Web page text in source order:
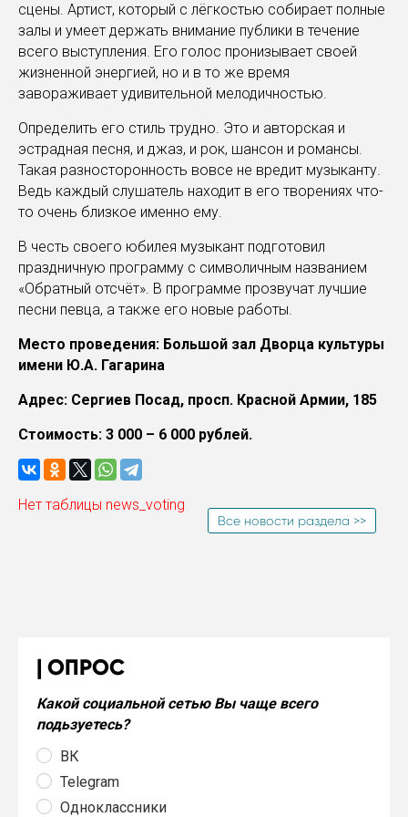
сцены. Артист, который с лёгкостью собирает полные
залы и умеет держать внимание публики в течение
всего выступления. Его голос пронизывает своей
жизненной энергией, но и в то же время
завораживает удивительной мелодичностью.
Определить его стиль трудно. Это и авторская и
эстрадная песня, и джаз, и рок, шансон и романсы.
Такая разносторонность вовсе не вредит музыканту.
Ведь каждый слушатель находит в его творениях что-
то очень близкое именно ему.
В честь своего юбилея музыкант подготовил
праздничную программу с символичным названием
«Обратный отсчёт». В программе прозвучат лучшие
песни певца, а также его новые работы.
Место проведения: Большой зал Дворца культуры
имени Ю.А. Гагарина
Адрес: Сергиев Посад, просп. Красной Армии, 185
Стоимость: 3 000 – 6 000 рублей.
Нет таблицы news_voting
Все новости раздела >>
ОПРОС
Какой социальной сетью Вы чаще всего
подьзуетесь?
ВК
Telegram
Одноклассники